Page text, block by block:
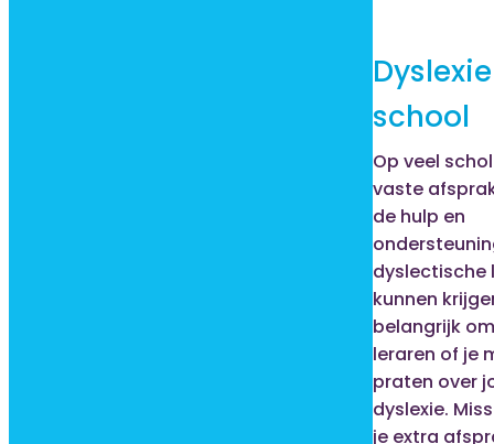
school
Op veel
vaste
de hulp en
dyslectische
kunnen
belangrijk
leraren of je
praten over
dyslexie.
je extra